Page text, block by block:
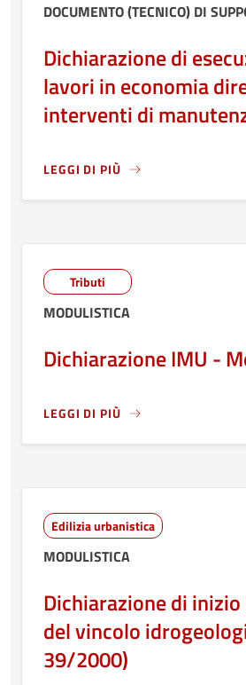
DOCUMENTO (TECNICO) DI
Dichiarazione di
lavori in economia
interventi di
LEGGI DI PIÙ
LEGGI ANCORA RIGUARDO A:
Tributi
MODULISTICA
Dichiarazione IMU -
LEGGI DI PIÙ
LEGGI ANCORA RIGUARDO A:
Edilizia urbanistica
MODULISTICA
Dichiarazione di
del vincolo
39/2000)